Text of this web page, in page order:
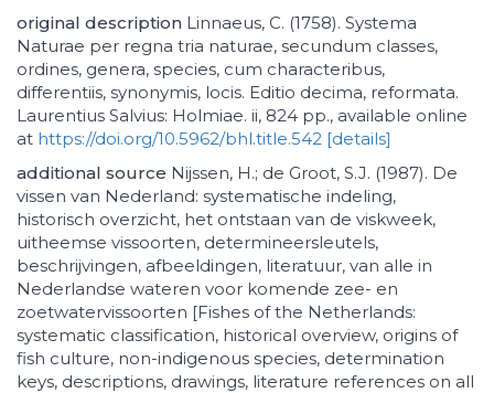
original description Linnaeus, C. (1758). Systema
Naturae per regna tria naturae, secundum classes,
ordines, genera, species, cum characteribus,
differentiis, synonymis, locis. Editio decima, reformata.
Laurentius Salvius: Holmiae. ii, 824 pp., available online
at https://doi.org/10.5962/bhl.title.542 [details]
additional source Nijssen, H.; de Groot, S.J. (1987). De
vissen van Nederland: systematische indeling,
historisch overzicht, het ontstaan van de viskweek,
uitheemse vissoorten, determineersleutels,
beschrijvingen, afbeeldingen, literatuur, van alle in
Nederlandse wateren voor komende zee- en
zoetwatervissoorten [Fishes of the Netherlands:
systematic classification, historical overview, origins of
fish culture, non-indigenous species, determination
keys, descriptions, drawings, literature references on all